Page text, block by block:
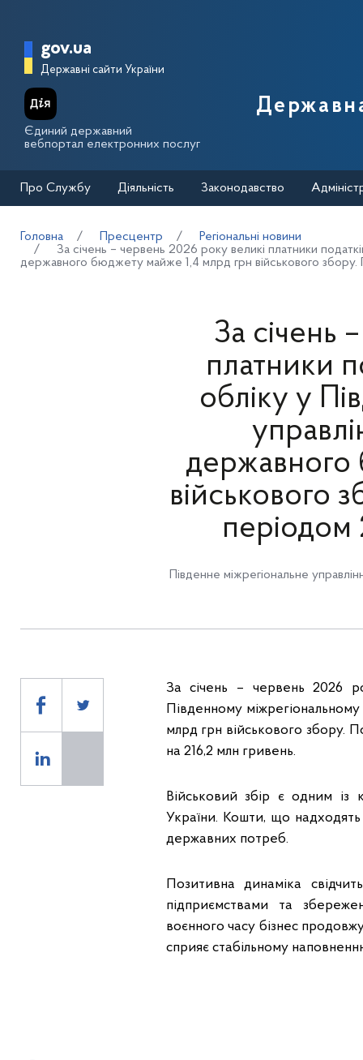
Головна сторінка Державної
gov.ua
Державні сайти України
Єдиний державний
вебпортал електронних послуг
Про Службу Діяльність Законодавство
Головна Пресцентр
Регіональні новини
За січень – червень 2026 року великі платники
державного бюджету майже 1,4 млрд грн військового
За січень
платники
обліку у
військового
Південне міжрегіональне
За січень – червень 2026
Південному
млрд грн військового збору.
на 216,2 млн гривень.
Військовий збір є одним
України. Кошти, що
державних потреб.
Позитивна динаміка
підприємствами та
воєнного часу бізнес
сприяє стабільному